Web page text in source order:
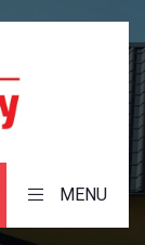
MENU